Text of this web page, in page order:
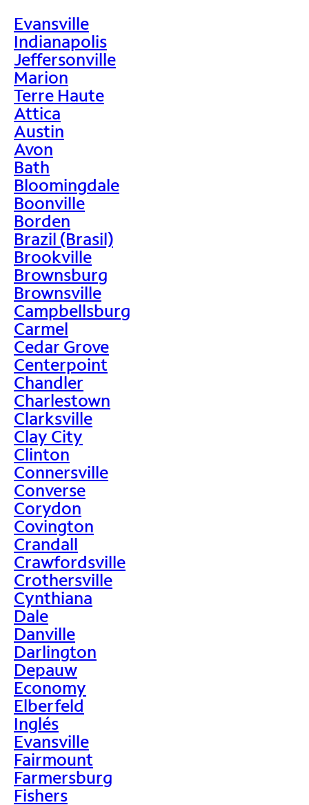
Evansville
Indianapolis
Jeffersonville
Marion
Terre Haute
Attica
Austin
Avon
Bath
Bloomingdale
Boonville
Borden
Brazil (Brasil)
Brookville
Brownsburg
Brownsville
Campbellsburg
Carmel
Cedar Grove
Centerpoint
Chandler
Charlestown
Clarksville
Clay City
Clinton
Connersville
Converse
Corydon
Covington
Crandall
Crawfordsville
Crothersville
Cynthiana
Dale
Danville
Darlington
Depauw
Economy
Elberfeld
Inglés
Evansville
Fairmount
Farmersburg
Fishers